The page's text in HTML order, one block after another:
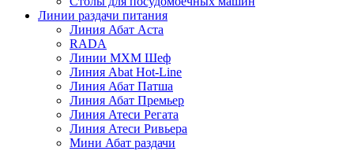
Линии раздачи питания
Линия Абат Аста
RADA
Линии МХМ Шеф
Линия Abat Hot-Line
Линия Абат Патша
Линия Абат Премьер
Линия Атеси Регата
Линия Атеси Ривьера
Мини Абат раздачи